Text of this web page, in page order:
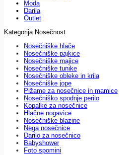
Moda
Darila
Outlet
Kategorija Nosečnost
Nosečniške hlače
Nosečniške pajkice
Nosečniške majice
Nosečniške tunike
Nosečniške obleke in krila
Nosečniške jope
Pižame za nosečnice in mamice
Nosečniško spodnje perilo
Kopalke za nosečnice
Hlačne nogavice
Nosečniške blazine
Nega nosečnice
Darilo za nosečnico
Babyshower
Foto spomini